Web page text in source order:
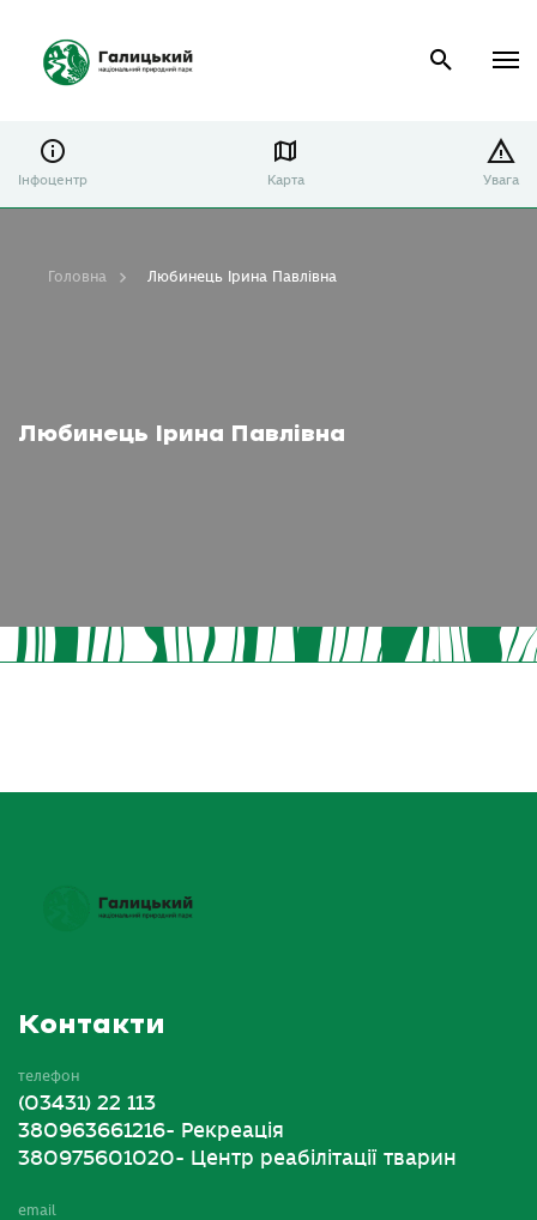
Інфоцентр Карта Увага
Любинець Ірина Павлівна
Головна Любинець Ірина Павлівна
Контакти
телефон
(03431) 22 113
380963661216- Рекреація
380975601020- Центр реабілітації тварин
email